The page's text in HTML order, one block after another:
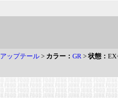
アップテール > カラー： GR >状態：